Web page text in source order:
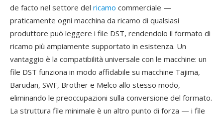
de facto nel settore del ricamo commerciale —
praticamente ogni macchina da ricamo di qualsiasi
produttore può leggere i file DST, rendendolo il formato di
ricamo più ampiamente supportato in esistenza. Un
vantaggio è la compatibilità universale con le macchine: un
file DST funziona in modo affidabile su macchine Tajima,
Barudan, SWF, Brother e Melco allo stesso modo,
eliminando le preoccupazioni sulla conversione del formato.
La struttura file minimale è un altro punto di forza — i file